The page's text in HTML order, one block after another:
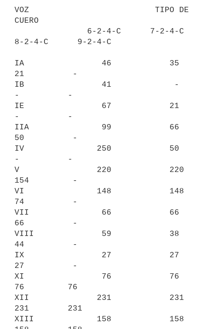
VOZ                          TIPO DE
CUERO
8-2-4-C      9-2-4-C
IA                46            35
21          -
IB                41             -
-          -
IE                67            21
-          -
IIA               99            66
50          -
IV               250            50
-          -
V                220            220
154         -
VI               148            148
74          -
VII               66            66
66          -
VIII              59            38
44          -
IX                27            27
27          -
XI                76            76
76         76
XII              231            231
231        231
XIII             158            158